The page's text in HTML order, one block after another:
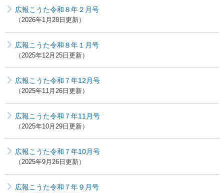
広報こうた令和８年２月号
2026年1月28日更新
広報こうた令和８年１月号
2025年12月25日更新
広報こうた令和７年12月号
2025年11月26日更新
広報こうた令和７年11月号
2025年10月29日更新
広報こうた令和７年10月号
2025年9月26日更新
広報こうた令和７年９月号